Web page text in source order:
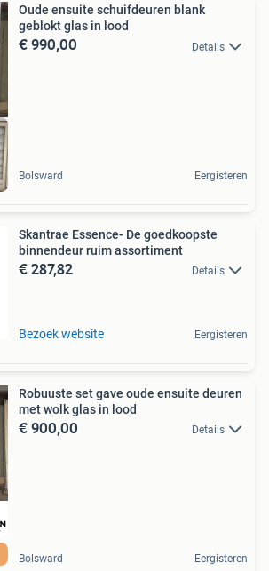
Oude ensuite schuifdeuren blank
geblokt glas in lood
€ 990,00 Details
Bolsward Eergisteren
Skantrae Essence- De goedkoopste
binnendeur ruim assortiment
€ 287,82 Details
Bezoek website Eergisteren
Robuuste set gave oude ensuite deuren
met wolk glas in lood
€ 900,00 Details
Bolsward Eergisteren